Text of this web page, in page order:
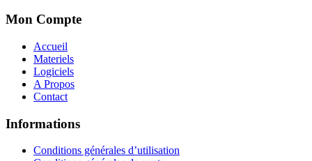
Mon Compte
Accueil
Materiels
Logiciels
A Propos
Contact
Informations
Conditions générales d’utilisation